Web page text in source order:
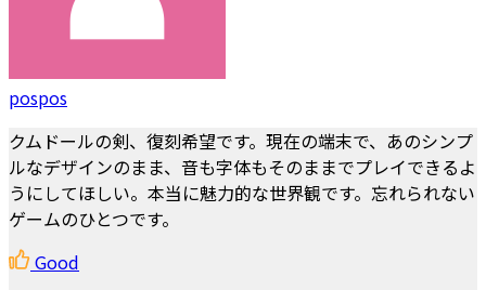
pospos
クムドールの剣、復刻希望です。現在の端末で、あのシンプ
ルなデザインのまま、音も字体もそのままでプレイできるよ
うにしてほしい。本当に魅力的な世界観です。忘れられない
ゲームのひとつです。
Good